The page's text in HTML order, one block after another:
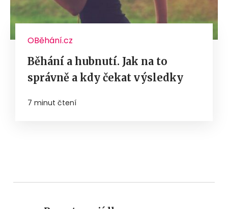
OBěhání.cz
Běhání a hubnutí. Jak na to
správně a kdy čekat výsledky
7 minut čtení